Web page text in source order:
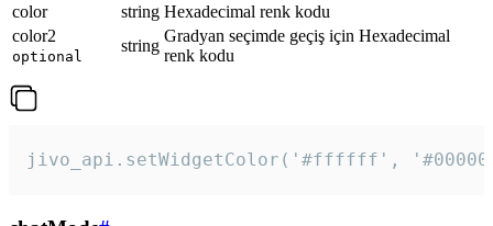
color
string Hexadecimal renk kodu
color2
optional
string
Gradyan seçimde geçiş için Hexadecimal
renk kodu
jivo_api.setWidgetColor('#ffffff',